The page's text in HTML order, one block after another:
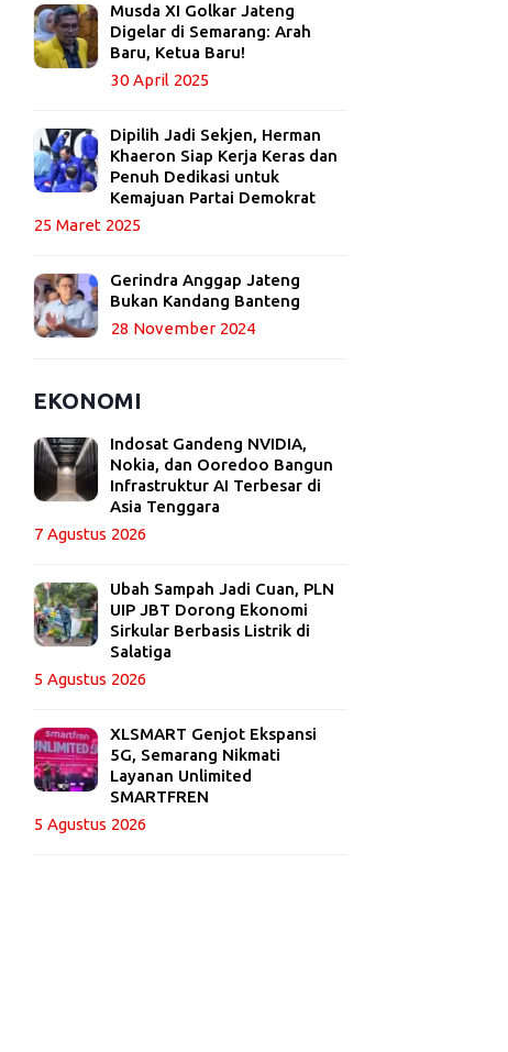
Musda XI Golkar Jateng
Digelar di Semarang: Arah
Baru, Ketua Baru!
30 April 2025
Dipilih Jadi Sekjen, Herman
Khaeron Siap Kerja Keras dan
Penuh Dedikasi untuk
Kemajuan Partai Demokrat
25 Maret 2025
Gerindra Anggap Jateng
Bukan Kandang Banteng
28 November 2024
EKONOMI
Indosat Gandeng NVIDIA,
Nokia, dan Ooredoo Bangun
Infrastruktur AI Terbesar di
Asia Tenggara
7 Agustus 2026
Ubah Sampah Jadi Cuan, PLN
UIP JBT Dorong Ekonomi
Sirkular Berbasis Listrik di
Salatiga
5 Agustus 2026
XLSMART Genjot Ekspansi
5G, Semarang Nikmati
Layanan Unlimited
SMARTFREN
5 Agustus 2026